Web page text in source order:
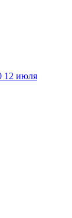
12 июля